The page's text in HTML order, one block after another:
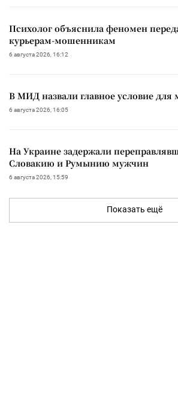
Психолог объяснила феномен
курьерам-мошенникам
6 августа 2026, 16:12
В МИД назвали главное условие для
6 августа 2026, 16:05
На Украине задержали
Словакию и Румынию мужчин
6 августа 2026, 15:59
Показать ещё